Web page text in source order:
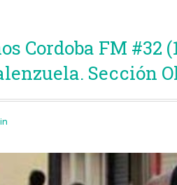
Cordoba FM #32
Sección